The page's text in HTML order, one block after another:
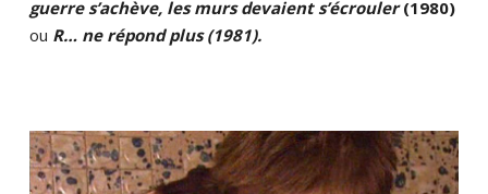
guerre s’achève, les murs devaient s’écrouler(1980)
ou R… ne répond plus (1981).